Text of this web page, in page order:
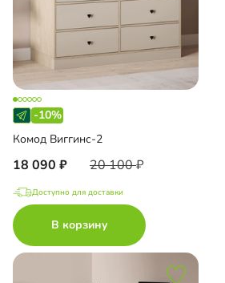
-10%
Комод Виггинс-2
18 090 20 100
Доступно для доставки
В корзину